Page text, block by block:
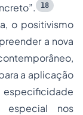
18
o positivismo
a nova
a aplicação
especificidade
especial nos